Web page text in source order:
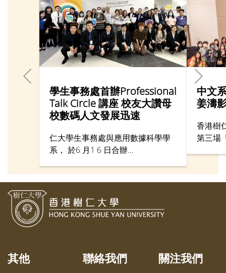
學生事務處首辦Professional
Talk Circle 講座 校友大讚母
校數碼人文發展迅速
仁大學生事務處與應用數據科學學
系， 於6 月1 6 日合辦
」，邀請樹仁校友參觀應用數據科
「人工智能的未來」(The F uture of
AI)為題的講座。
中文
姜濤
香港樹
第三場
寫》為
其他 聯絡我們 關注我們